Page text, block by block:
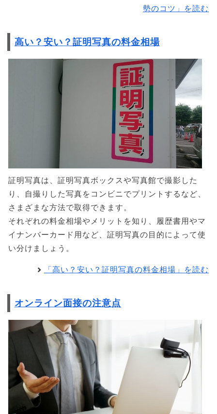
勢のコツ」を読む
高い？安い？証明写真の料金相場
証明写真は、証明写真ボックスや写真館で撮影した
り、自撮りした写真をコンビニでプリントするなど、
さまざまな方法で取得できます。
それぞれの料金相場やメリットを知り、履歴書用やマ
イナンバーカード用など、証明写真の目的によって使
い分けましょう。
「高い？安い？証明写真の料金相場」を読む
オンライン面接の注意点